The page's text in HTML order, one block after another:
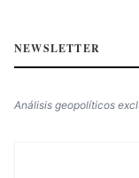
NEWSLETTER
Análisis geopolíticos